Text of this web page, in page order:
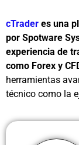
cTrader es una
por Spotware
experiencia de
como Forex y
herramientas
técnico como la